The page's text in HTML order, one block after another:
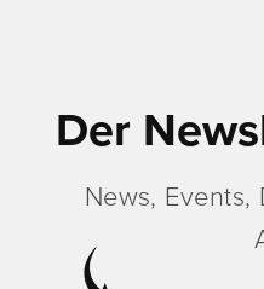
Der
News,